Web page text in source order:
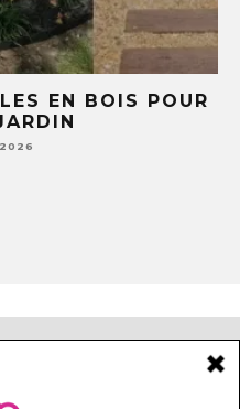
EN BOIS POUR